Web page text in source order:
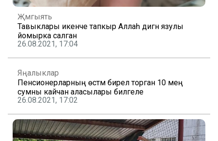
Җәмгыять
Тавыклары икенче тапкыр Аллаһ дигән язулы
йомырка салган
26.08.2021, 17:04
Яңалыклар
Пенсионерларның өстәмә бирелә торган 10 мең
сумны кайчан аласылары билгеле
26.08.2021, 17:02